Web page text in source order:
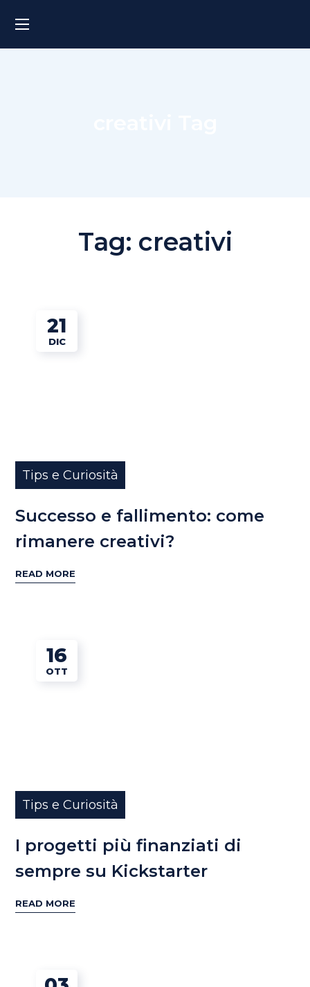
Tag: creativi
21
DIC
Tips e Curiosità
Successo e fallimento: come
rimanere creativi?
READ MORE
16
OTT
Tips e Curiosità
I progetti più finanziati di
sempre su Kickstarter
READ MORE